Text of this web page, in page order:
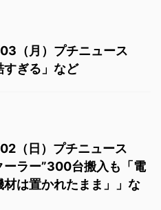
（月）プチニュース
すぎる」など
（日）プチニュース
ーラー”300台搬入も「電
材は置かれたまま」」な